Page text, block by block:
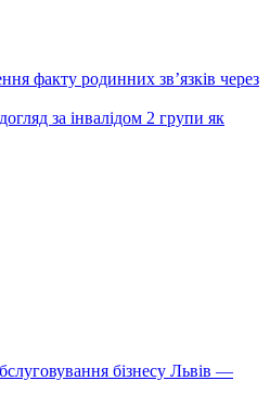
факту родинних зв’язків через
за інвалідом 2 групи як